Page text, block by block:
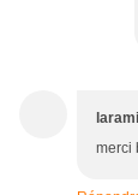
merci